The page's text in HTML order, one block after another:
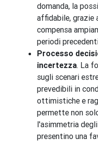
domanda, la
affidabile, grazie
compensa
periodi
Processo
incertezza. La
sugli scenari
prevedibili in
ottimistiche e
permette non
l'asimmetria
presentino una